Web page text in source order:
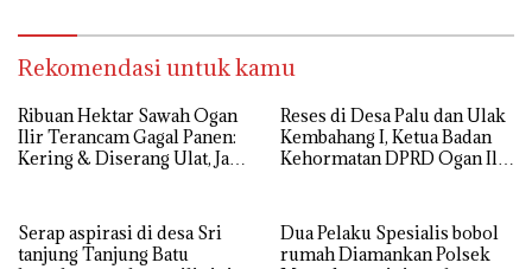
Segera di realisaikan
Rekomendasi untuk kamu
Ribuan Hektar Sawah Ogan
Ilir Terancam Gagal Panen:
Kering & Diserang Ulat, Janji
Reses di Desa Palu dan Ulak
Kembahang I, Ketua Badan
Kehormatan DPRD Ogan Ilir
Serap aspirasi di desa Sri
tanjung Tanjung Batu
Dua Pelaku Spesialis bobol
rumah Diamankan Polsek